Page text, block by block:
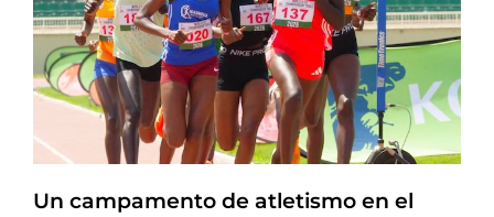
Un campamento de atletismo en el